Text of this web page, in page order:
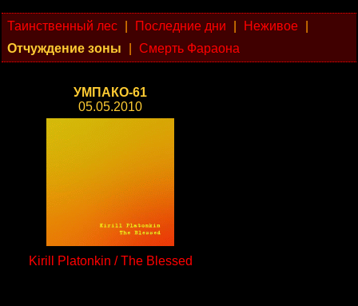
Таинственный лес Последние дни Неживое
Отчуждение зоны
Смерть Фараона
УМПАКО-61
05.05.2010
Kirill Platonkin / The Blessed